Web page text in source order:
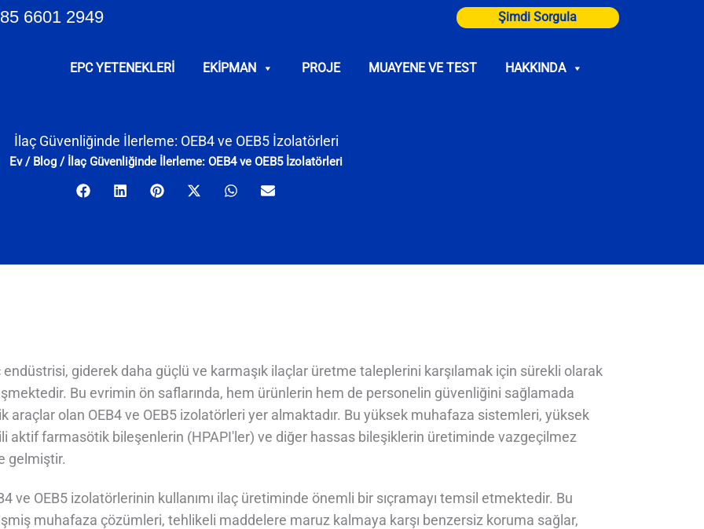
6601 2949 Şimdi Sorgula
EPC YETENEKLERI EKIPMAN PROJE MUAYENE VE TEST HAKKINDA
İlaç Güvenliğinde İlerleme: OEB4 ve OEB5 İzolatörleri
Ev/ Blog / İlaç Güvenliğinde İlerleme: OEB4 ve OEB5 İzolatörleri
endüstrisi, giderek daha güçlü ve karmaşık ilaçlar üretme taleplerini karşılamak için sürekli olarak
Bu evrimin ön saflarında, hem ürünlerin hem de personelin güvenliğini sağlamada
araçlar olan OEB4 ve OEB5 izolatörleri yer almaktadır. Bu yüksek muhafaza sistemleri, yüksek
aktif farmasötik bileşenlerin (HPAPI'ler) ve diğer hassas bileşiklerin üretiminde vazgeçilmez
gelmiştir.
ve OEB5 izolatörlerinin kullanımı ilaç üretiminde önemli bir sıçramayı temsil etmektedir. Bu
muhafaza çözümleri, tehlikeli maddelere maruz kalmaya karşı benzersiz koruma sağlar,